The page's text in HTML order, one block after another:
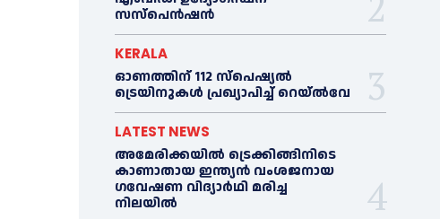
സസ്പെൻഷൻ
KERALA
ഓണത്തിന് 112 സ്പെഷ്യല്‍
ട്രെയിനുകള്‍ പ്രഖ്യാപിച്ച്‌ റെയ്ല്‍വേ
LATEST NEWS
അമേരിക്കയില്‍ ട്രെക്കിങ്ങിനിടെ
കാണാതായ ഇന്ത്യൻ വംശജനായ
ഗവേഷണ വിദ്യാര്‍ഥി മരിച്ച
നിലയില്‍